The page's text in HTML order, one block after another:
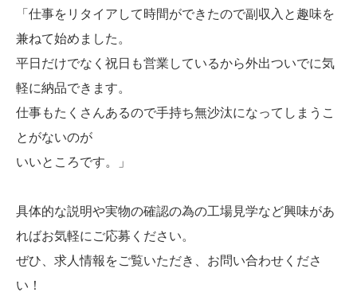
「仕事をリタイアして時間ができたので副収入と趣味を
兼ねて始めました。
平日だけでなく祝日も営業しているから外出ついでに気
軽に納品できます。
仕事もたくさんあるので手持ち無沙汰になってしまうこ
とがないのが
いいところです。」
具体的な説明や実物の確認の為の工場見学など興味があ
ればお気軽にご応募ください。
ぜひ、求人情報をご覧いただき、お問い合わせくださ
い！